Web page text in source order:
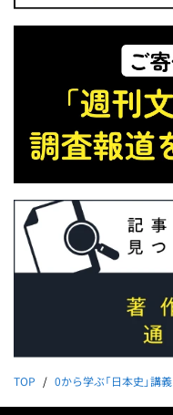
TOP 0から学ぶ「日本史」講義